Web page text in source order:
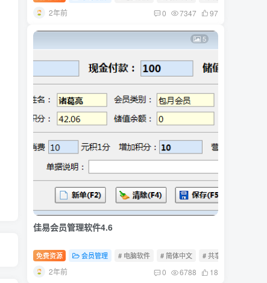
2年前 0 7347 97
5
佳易会员管理软件4.6
免费资源 会员管理 # 电脑软件 # 简体中文 # 共享软件
2年前 0 6788 18